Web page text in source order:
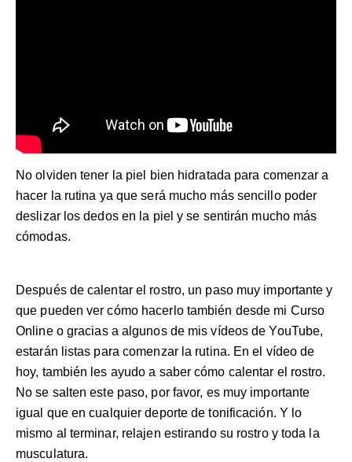
No olviden tener la piel bien hidratada para comenzar a
hacer la rutina ya que será mucho más sencillo poder
deslizar los dedos en la piel y se sentirán mucho más
cómodas.
Después de calentar el rostro, un paso muy importante y
que pueden ver cómo hacerlo también desde mi Curso
Onlineo gracias a algunos de mis vídeos deYouTube,
estarán listas para comenzar la rutina. En el vídeo de
hoy, también les ayudo a saber cómo calentar el rostro.
No se salten este paso, por favor, es muy importante
igual que en cualquier deporte de tonificación. Y lo
mismo al terminar, relajen estirando su rostro y toda la
musculatura.